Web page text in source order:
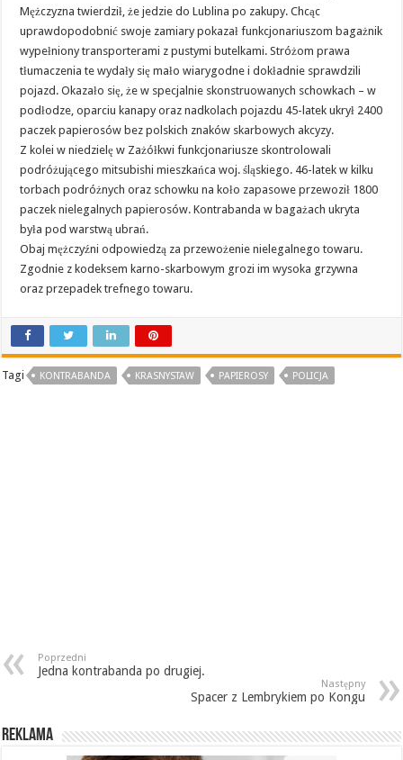
Mężczyzna twierdził, że jedzie do Lublina po zakupy. Chcąc
uprawdopodobnić swoje zamiary pokazał funkcjonariuszom bagażnik
wypełniony transporterami z pustymi butelkami. Stróżom prawa
tłumaczenia te wydały się mało wiarygodne i dokładnie sprawdzili
pojazd. Okazało się, że w specjalnie skonstruowanych schowkach – w
podłodze, oparciu kanapy oraz nadkolach pojazdu 45-latek ukrył 2400
paczek papierosów bez polskich znaków skarbowych akcyzy.
Z kolei w niedzielę w Zażółkwi funkcjonariusze skontrolowali
podróżującego mitsubishi mieszkańca woj. śląskiego. 46-latek w kilku
torbach podróżnych oraz schowku na koło zapasowe przewoził 1800
paczek nielegalnych papierosów. Kontrabanda w bagażach ukryta
była pod warstwą ubrań.
Obaj mężczyźni odpowiedzą za przewożenie nielegalnego towaru.
Zgodnie z kodeksem karno-skarbowym grozi im wysoka grzywna
oraz przepadek trefnego towaru.
Tagi KONTRABANDA KRASNYSTAW PAPIEROSY POLICJA
Poprzedni
Jedna kontrabanda po drugiej.
Następny
Spacer z Lembrykiem po Kongu
REKLAMA